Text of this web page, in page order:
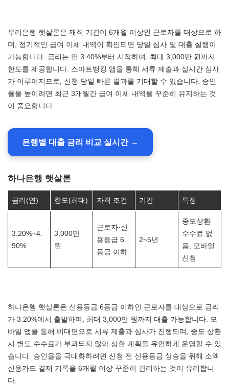
우리은행 햇살론은 재직 기간이 6개월 이상인 근로자를 대상으로 하
며, 정기적인 급여 이체 내역이 확인되면 당일 심사 및 대출 실행이
가능합니다. 금리는 연 3.40%부터 시작하며, 최대 3,000만 원까지
한도를 제공합니다. 스마트뱅킹 앱을 통해 서류 제출과 실시간 심사
가 이루어지므로, 신청 당일 빠른 결과를 기대할 수 있습니다. 승인
율을 높이려면 최근 3개월간 급여 이체 내역을 꾸준히 유지하는 것
이 중요합니다.
은행별 대출 금리 비교 실시간 →
하나은행 햇살론
금리(연) 한도(최대) 자격 조건 기간 특징
3.20%~4.
90%
3,000만
원
근로자·신
용등급 6
등급 이하
2~5년
중도상환
수수료 없
음, 모바일
신청
하나은행 햇살론은 신용등급 6등급 이하인 근로자를 대상으로 금리
가 3.20%에서 출발하며, 최대 3,000만 원까지 대출 가능합니다. 모
바일 앱을 통해 비대면으로 서류 제출과 심사가 진행되며, 중도 상환
시 별도 수수료가 부과되지 않아 상환 계획을 유연하게 운영할 수 있
습니다. 승인율을 극대화하려면 신청 전 신용등급 상승을 위해 소액
신용카드 결제 기록을 6개월 이상 꾸준히 관리하는 것이 유리합니
다.